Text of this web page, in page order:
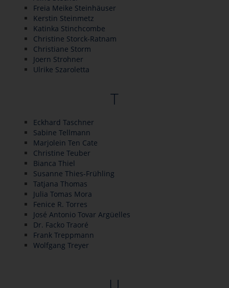
Freia Meike Steinhäuser
Kerstin Steinmetz
Katinka Stinchcombe
Christine Storck-Ratnam
Christiane Storm
Joern Strohner
Ulrike Szaroletta
T
Eckhard Taschner
Sabine Tellmann
Marjolein Ten Cate
Christine Teuber
Bianca Thiel
Susanne Thies-Frühling
Tatjana Thomas
Julia Tomas Mora
Fenice R. Torres
José Antonio Tovar Argüelles
Dr. Facko Traoré
Frank Treppmann
Wolfgang Treyer